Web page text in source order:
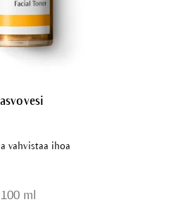
vahvistaa ihoa
100 ml